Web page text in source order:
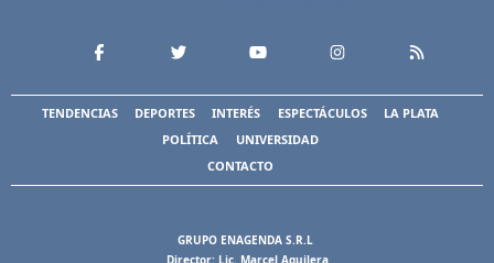
TENDENCIAS DEPORTES INTERÉS ESPECTÁCULOS
LA PLATA
POLÍTICA
UNIVERSIDAD
CONTACTO
GRUPO ENAGENDA S.R.L
Director: Lic. Marcel Aguilera